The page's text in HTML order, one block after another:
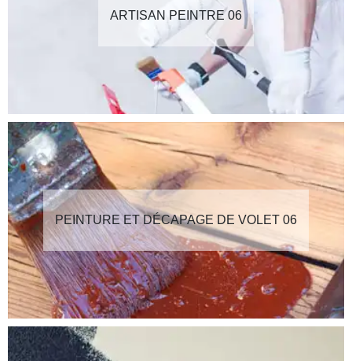
ARTISAN PEINTRE 06
PEINTURE ET DÉCAPAGE DE VOLET 06